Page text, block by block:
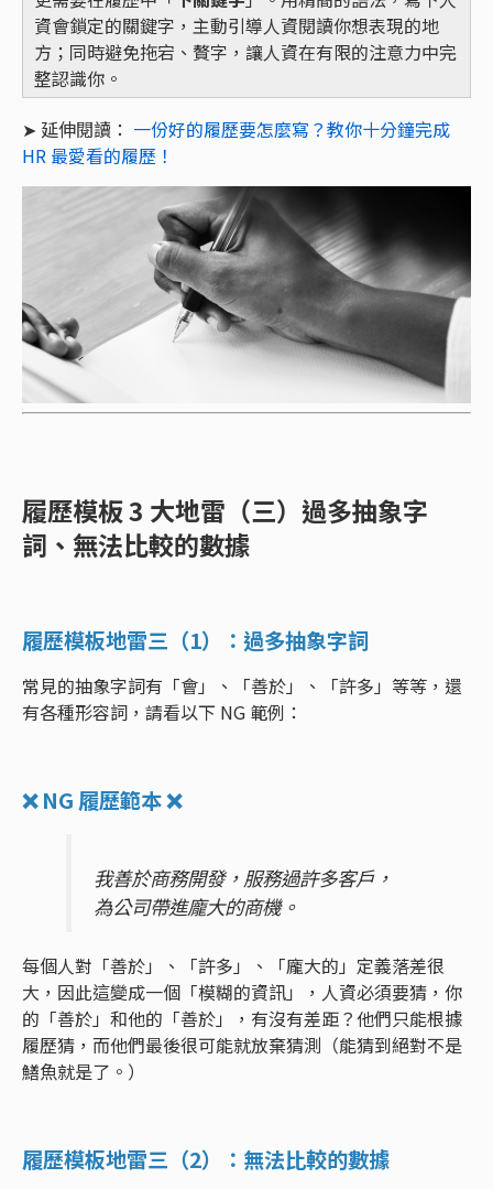
資會鎖定的關鍵字，主動引導人資閱讀你想表現的地
方；同時避免拖宕、贅字，讓人資在有限的注意力中完
整認識你。
➤ 延伸閱讀： 一份好的履歷要怎麼寫？教你十分鐘完成
HR 最愛看的履歷！
履歷模板 3 大地雷（三）過多抽象字
詞、無法比較的數據
履歷模板地雷三（1）：過多抽象字詞
常見的抽象字詞有「會」、「善於」、「許多」等等，還
有各種形容詞，請看以下 NG 範例：
❌ NG 履歷範本 ❌
我善於商務開發，服務過許多客戶，
為公司帶進龐大的商機。
每個人對「善於」、「許多」、「龐大的」定義落差很
大，因此這變成一個「模糊的資訊」，人資必須要猜，你
的「善於」和他的「善於」，有沒有差距？他們只能根據
履歷猜，而他們最後很可能就放棄猜測（能猜到絕對不是
鱔魚就是了。）
履歷模板地雷三（2）：無法比較的數據